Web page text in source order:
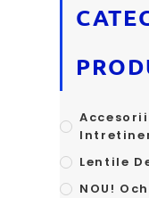
Lentile
NOU!